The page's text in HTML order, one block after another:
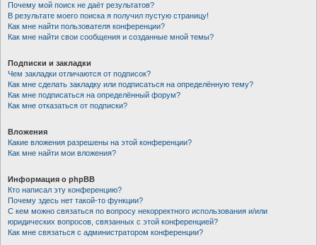
Почему мой поиск не даёт результатов?
В результате моего поиска я получил пустую страницу!
Как мне найти пользователя конференции?
Как мне найти свои сообщения и созданные мной темы?
Подписки и закладки
Чем закладки отличаются от подписок?
Как мне сделать закладку или подписаться на определённую тему?
Как мне подписаться на определённый форум?
Как мне отказаться от подписки?
Вложения
Какие вложения разрешены на этой конференции?
Как мне найти мои вложения?
Информация о phpBB
Кто написал эту конференцию?
Почему здесь нет такой-то функции?
С кем можно связаться по вопросу некорректного использования и/или
юридических вопросов, связанных с этой конференцией?
Как мне связаться с администратором конференции?